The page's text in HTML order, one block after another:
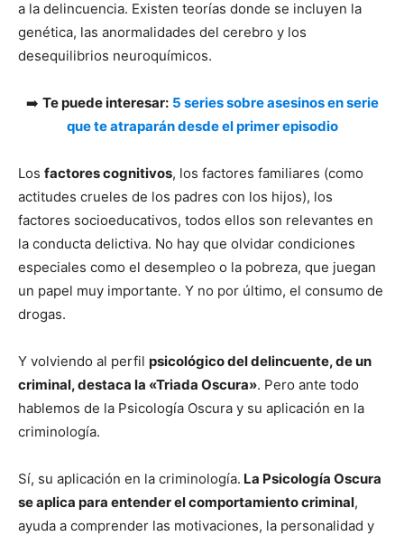
a la delincuencia. Existen teorías donde se incluyen la
genética, las anormalidades del cerebro y los
desequilibrios neuroquímicos.
➡️ Te puede interesar: 5 series sobre asesinos en serie
que te atraparán desde el primer episodio
Los factores cognitivos, los factores familiares (como
actitudes crueles de los padres con los hijos), los
factores socioeducativos, todos ellos son relevantes en
la conducta delictiva. No hay que olvidar condiciones
especiales como el desempleo o la pobreza, que juegan
un papel muy importante. Y no por último, el consumo de
drogas.
Y volviendo al perfil psicológico del delincuente, de un
criminal, destaca la «Triada Oscura». Pero ante todo
hablemos de la Psicología Oscura y su aplicación en la
criminología.
Sí, su aplicación en la criminología. La Psicología Oscura
se aplica para entender el comportamiento criminal,
ayuda a comprender las motivaciones, la personalidad y